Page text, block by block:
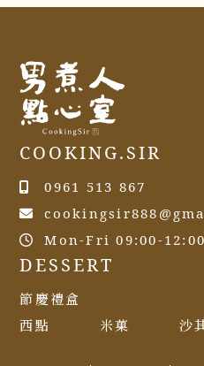
COOKING.SIR
0961 513 867
Mon-Fri 09:00-
DESSERT
節慶禮盒
西點
米菓 沙